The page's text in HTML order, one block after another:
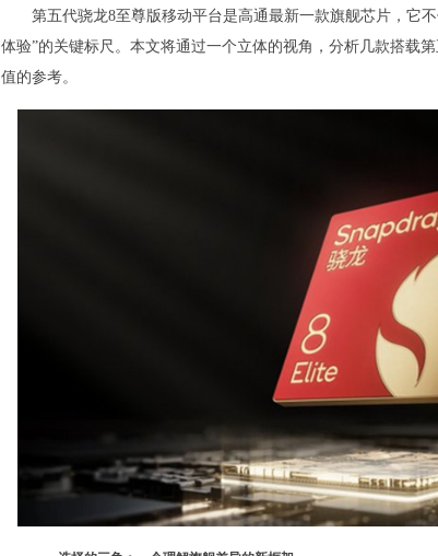
第五代骁龙8至尊版移动平台是高通最新一款旗舰芯片，它
体验”的关键标尺。本文将通过一个立体的视角，分析几款搭载
值的参考。